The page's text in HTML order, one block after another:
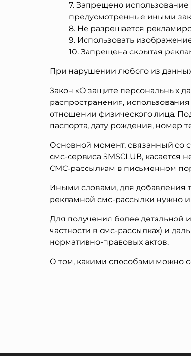
Запрещено использование
предусмотренные иными
Не разрешается
Использовать
Запрещена скрытая
При нарушении любого из
Закон «О защите персональных
распространения,
отношении физического лица.
паспорта, дату рождения, номер
Основной момент, связанный со
смс-сервиса SMSCLUB,
СМС-рассылкам в письменном
Иными словами, для добавления
рекламной смс-рассылки нужно
Для получения более детальной
частности в смс-рассылках) и
нормативно-правовых актов.
О том, какими способами можно